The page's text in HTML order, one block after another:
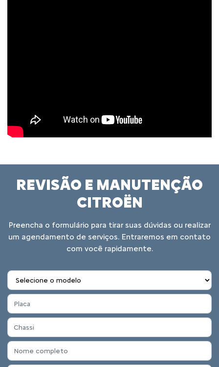
REVISÃO E MANUTENÇÃO
CITROËN
Preencha o formulário para tirar suas dúvidas ou realizar
um agendamento de serviços. Entraremos em contato
com você rapidamente.